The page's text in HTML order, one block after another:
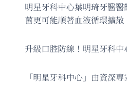
明星牙科中心葉明琦牙醫
菌更可能順著血液循環擴
升級口腔防線！明星牙科
「明星牙科中心」由資深